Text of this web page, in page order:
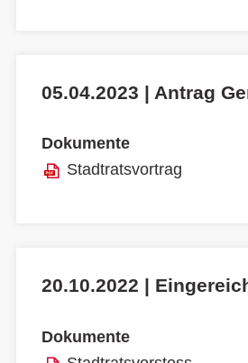
05.04.2023 | Antrag
Dokumente
Stadtratsvortrag
20.10.2022 |
Dokumente